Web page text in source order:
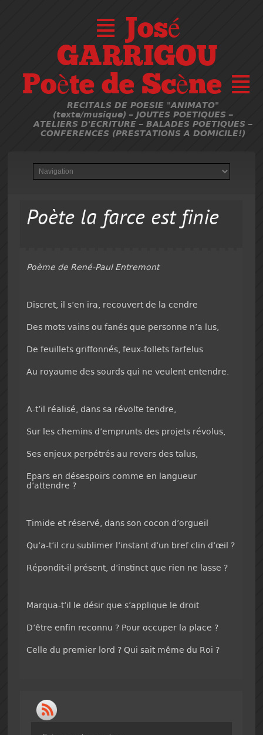
≣ José
GARRIGOU
Poète de Scène ≣
RECITALS DE POESIE "ANIMATO"
(texte/musique) – JOUTES POETIQUES –
ATELIERS D'ECRITURE – BALADES POETIQUES –
CONFERENCES (PRESTATIONS A DOMICILE!)
Poète la farce est finie
Poème de René-Paul Entremont
Discret, il s’en ira, recouvert de la cendre
Des mots vains ou fanés que personne n’a lus,
De feuillets griffonnés, feux-follets farfelus
Au royaume des sourds qui ne veulent entendre.
A-t’il réalisé, dans sa révolte tendre,
Sur les chemins d’emprunts des projets révolus,
Ses enjeux perpétrés au revers des talus,
Epars en désespoirs comme en langueur
d’attendre ?
Timide et réservé, dans son cocon d’orgueil
Qu’a-t’il cru sublimer l’instant d’un bref clin d’œil ?
Répondit-il présent, d’instinct que rien ne lasse ?
Marqua-t’il le désir que s’applique le droit
D’être enfin reconnu ? Pour occuper la place ?
Celle du premier lord ? Qui sait même du Roi ?